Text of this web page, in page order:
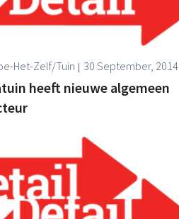
Het-Zelf/Tuin 30 September, 2014
heeft nieuwe algemeen